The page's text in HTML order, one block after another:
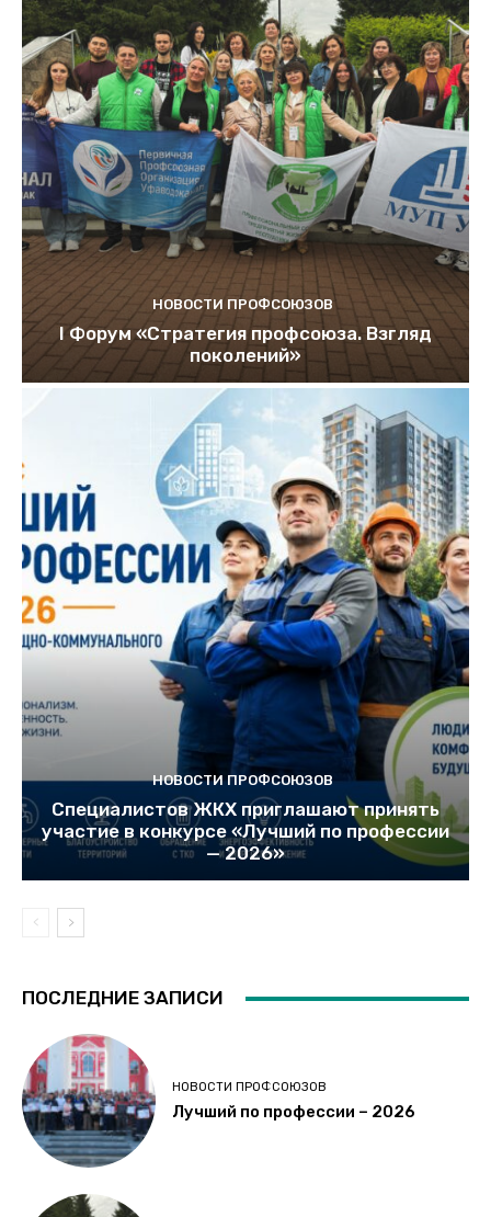
НОВОСТИ ПРОФСОЮЗОВ
I Форум «Стратегия профсоюза. Взгляд
поколений»
НОВОСТИ ПРОФСОЮЗОВ
Специалистов ЖКХ приглашают принять
участие в конкурсе «Лучший по профессии
— 2026»
ПОСЛЕДНИЕ ЗАПИСИ
НОВОСТИ ПРОФСОЮЗОВ
Лучший по профессии – 2026